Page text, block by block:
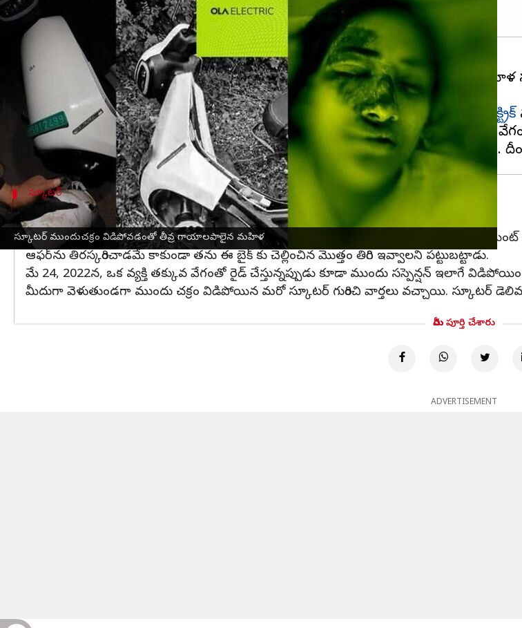
స్కూటర్ ముందుచక్రం విడిపోవడంతో తీవ్ర గాయాలపాలైన మహిళ
వ్రాసిన వారు Nishkala Sathivada Jan 24, 2023 03:59 pm
ఈ వార్తాకథనం ఏంటి
ఓలా S1 Pro భద్రత, నాణ్యత ప్రమాణాలపై మరిన్ని భయాలు పెరిగాయి. జనవరి 21న, ఒక మహిళ
విడిపోవడంతో ఆమెకు తీవ్ర గాయాలయ్యి ఐసియూలో చికిత్స పొందుతుంది.
ఈ దుర్ఘటన గురించి ఆమె భర్త సోషల్ మీడియాలో పంచుకున్నారు, అయితే ఈ పోస్ట్‌కి
ఓలా ఎలక్ట్రిక్
బాధితురాలి భర్త సంకిత్ పర్మార్ తెలిపిన వివరాల ప్రకారం, అతని భార్య దాదాపు 35కిమీ/గం
స్కూటర్
ఇలాంటి సంఘటన జరగడం ఇది మొదటిసారి కాదు
జనవరి 22 న, ఆ సంస్థ ప్రమాదానికి గురైన స్కూటర్‌ను తీసుకెళ్లడానికి ఒక బృందాన్ని పంపింది.
ఆఫర్‌ను తిరస్కరించాడమే కాకుండా తను ఈ బైక్ కు చెల్లించిన మొత్తం తిరిగి ఇవ్వాలని పట్టుబట్టాడు.
మే 24, 2022న, ఒక వ్యక్తి తక్కువ వేగంతో రైడ్ చేస్తున్నప్పుడు కూడా ముందు సస్పెన్షన్ ఇలాగే
మీదుగా వెళుతుండగా ముందు చక్రం విడిపోయిన మరో స్కూటర్ గురించి వార్తలు వచ్చాయి. స్కూటర్
మీరు పూర్తి చేశారు
ADVERTISEMENT